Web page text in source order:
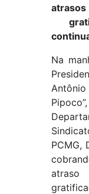
Na
PCMG,